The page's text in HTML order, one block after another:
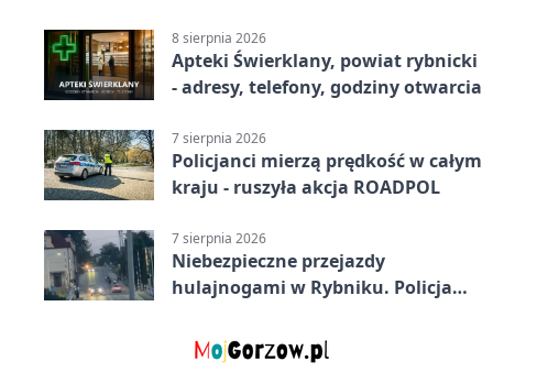
otwarcia
8 sierpnia 2026
Apteki Świerklany, powiat rybnicki
- adresy, telefony, godziny otwarcia
7 sierpnia 2026
Policjanci mierzą prędkość w całym
kraju - ruszyła akcja ROADPOL
7 sierpnia 2026
Niebezpieczne przejazdy
hulajnogami w Rybniku. Policja